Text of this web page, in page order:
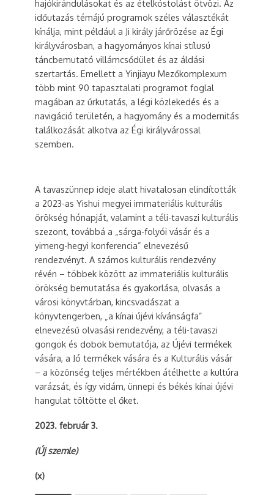
hajókirándulásokat és az ételkóstolást ötvözi. Az
időutazás témájú programok széles választékát
kínálja, mint például a Ji király járőrözése az Égi
királyvárosban, a hagyományos kínai stílusú
táncbemutató villámcsődület és az áldási
szertartás. Emellett a Yinjiayu Mezőkomplexum
több mint 90 tapasztalati programot foglal
magában az űrkutatás, a légi közlekedés és a
navigáció területén, a hagyomány és a modernitás
találkozását alkotva az Égi királyvárossal
szemben.
A tavaszünnep ideje alatt hivatalosan elindították
a 2023-as Yishui megyei immateriális kulturális
örökség hónapját, valamint a téli-tavaszi kulturális
szezont, továbbá a „sárga-folyói vásár és a
yimeng-hegyi konferencia” elnevezésű
rendezvényt. A számos kulturális rendezvény
révén – többek között az immateriális kulturális
örökség bemutatása és gyakorlása, olvasás a
városi könyvtárban, kincsvadászat a
könyvtengerben, „a kínai újévi kívánságfa”
elnevezésű olvasási rendezvény, a téli-tavaszi
gongok és dobok bemutatója, az Újévi termékek
vására, a Jó termékek vására és a Kulturális vásár
– a közönség teljes mértékben átélhette a kultúra
varázsát, és így vidám, ünnepi és békés kínai újévi
hangulat töltötte el őket.
2023. február 3.
(Új szemle)
(x)